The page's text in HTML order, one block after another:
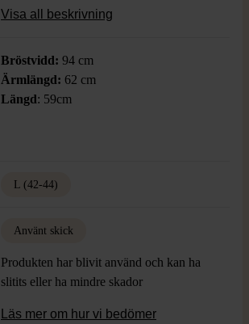
vibe. Fodrad insida för ökad komfort.
Visa all beskrivning
Bröstvidd: 94 cm
Ärmlängd: 62 cm
Längd: 59cm
L (42-44)
Använt skick
Produkten har blivit använd och kan ha
slitits eller ha mindre skador
Läs mer om hur vi bedömer